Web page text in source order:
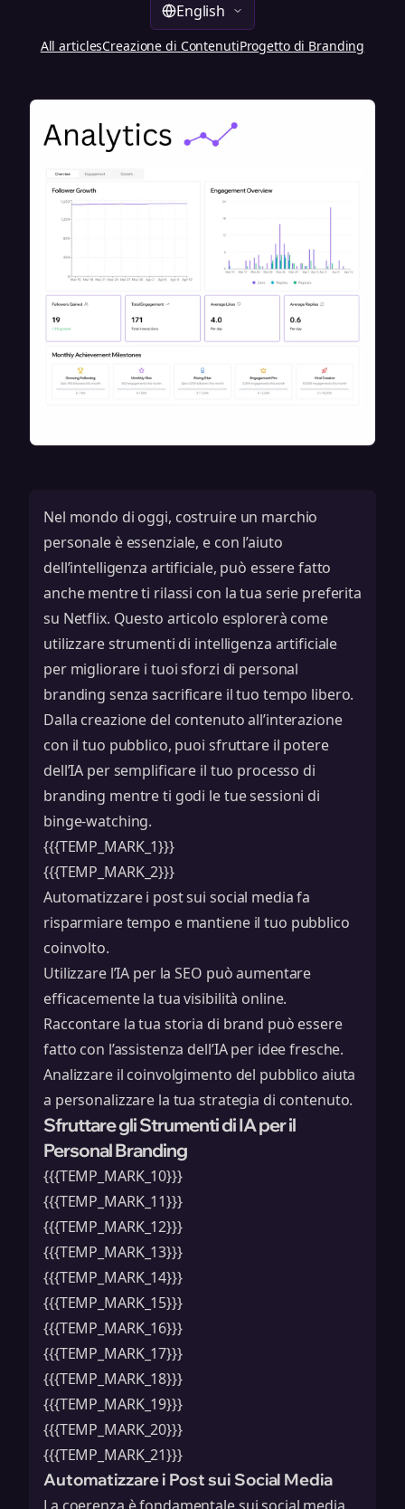
English
All articlesCreazione di ContenutiProgetto di Branding
Nel mondo di oggi, costruire un marchio
personale è essenziale, e con l’aiuto
dell’intelligenza artificiale, può essere fatto
anche mentre ti rilassi con la tua serie preferita
su Netflix. Questo articolo esplorerà come
utilizzare strumenti di intelligenza artificiale
per migliorare i tuoi sforzi di personal
branding senza sacrificare il tuo tempo libero.
Dalla creazione del contenuto all’interazione
con il tuo pubblico, puoi sfruttare il potere
dell’IA per semplificare il tuo processo di
branding mentre ti godi le tue sessioni di
binge-watching.
{{{TEMP_MARK_1}}}
{{{TEMP_MARK_2}}}
Automatizzare i post sui social media fa
risparmiare tempo e mantiene il tuo pubblico
coinvolto.
Utilizzare l’IA per la SEO può aumentare
efficacemente la tua visibilità online.
Raccontare la tua storia di brand può essere
fatto con l’assistenza dell’IA per idee fresche.
Analizzare il coinvolgimento del pubblico aiuta
a personalizzare la tua strategia di contenuto.
Sfruttare gli Strumenti di IA per il
Personal Branding
{{{TEMP_MARK_10}}}
{{{TEMP_MARK_11}}}
{{{TEMP_MARK_12}}}
{{{TEMP_MARK_13}}}
{{{TEMP_MARK_14}}}
{{{TEMP_MARK_15}}}
{{{TEMP_MARK_16}}}
{{{TEMP_MARK_17}}}
{{{TEMP_MARK_18}}}
{{{TEMP_MARK_19}}}
{{{TEMP_MARK_20}}}
{{{TEMP_MARK_21}}}
Automatizzare i Post sui Social Media